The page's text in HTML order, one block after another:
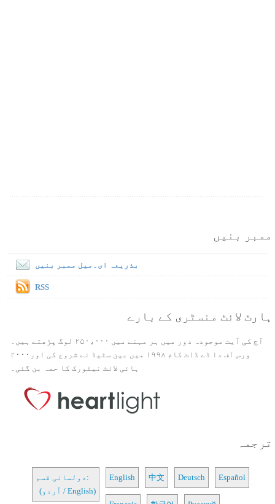
ممبر بنیں
بذریعہ ای۔میل ممبر بنیں
RSS
ہارٹ لائٹ منسٹری کے بارے
آج کی آیت موجودہ دور میں ہر مہنے میں ۲۵۰،۰۰۰ لوگ پڑھتے ہیں۔
ورس آف دا ڈے ڈاٹ کام ۱۹۹۸ میں بین سٹیڈ نے شروع کی اور۲۰۰۰
ہائی لائٹ نیٹورک کا حصہ بن گئی۔
ترجمہ
دولسانی قسم:
(اُردو / English)
English 中文 Deutsch Español